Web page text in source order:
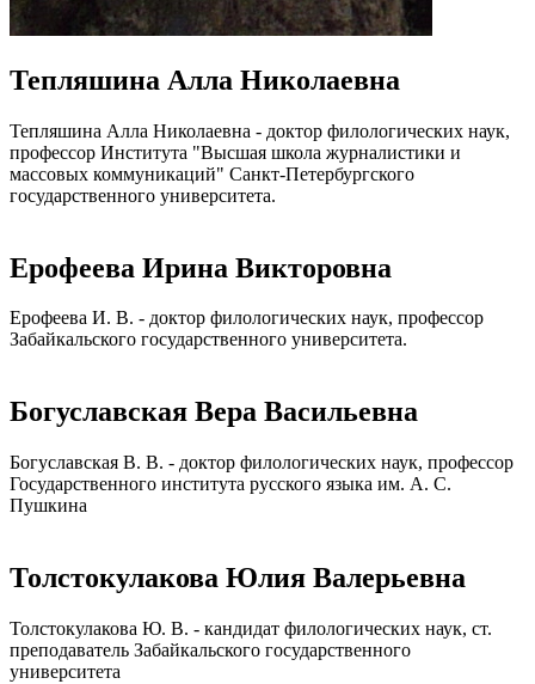
Тепляшина Алла Николаевна
Тепляшина Алла Николаевна - доктор филологических наук,
профессор Института "Высшая школа журналистики и
массовых коммуникаций" Санкт-Петербургского
государственного университета.
Ерофеева Ирина Викторовна
Ерофеева И. В. - доктор филологических наук, профессор
Забайкальского государственного университета.
Богуславская Вера Васильевна
Богуславская В. В. - доктор филологических наук, профессор
Государственного института русского языка им. А. С.
Пушкина
Толстокулакова Юлия Валерьевна
Толстокулакова Ю. В. - кандидат филологических наук, ст.
преподаватель Забайкальского государственного
университета